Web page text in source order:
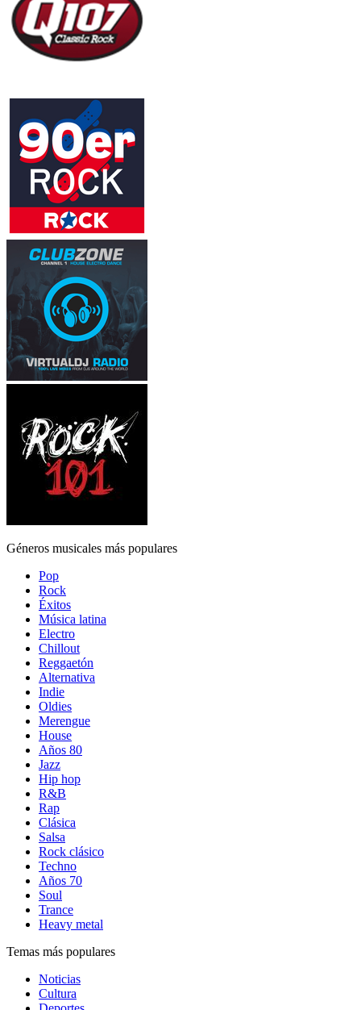
Géneros musicales más populares
Pop
Rock
Éxitos
Música latina
Electro
Chillout
Reggaetón
Alternativa
Indie
Oldies
Merengue
House
Años 80
Jazz
Hip hop
R&B
Rap
Clásica
Salsa
Rock clásico
Techno
Años 70
Soul
Trance
Heavy metal
Temas más populares
Noticias
Cultura